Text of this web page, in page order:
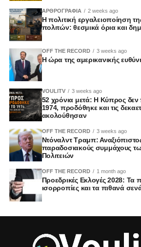
ΑΡΘΡΟΓΡΑΦΙΑ 2 weeks ago
Η πολιτική εργαλειοποίηση
πολιτών: θεσμικά όρια και
OFF THE RECORD 3 weeks ago
Η ώρα της αμερικανικής
VOULITV 3 weeks ago
52 χρόνια μετά: Η Κύπρος
1974, προδόθηκε και τις
ακολούθησαν
OFF THE RECORD 3 weeks ago
Ντόναλντ Τραμπ:
παραδοσιακούς συμμάχους
Πολιτειών
OFF THE RECORD 1 month ago
Προεδρικές Εκλογές 2028: Τα
ισορροπίες και τα πιθανά